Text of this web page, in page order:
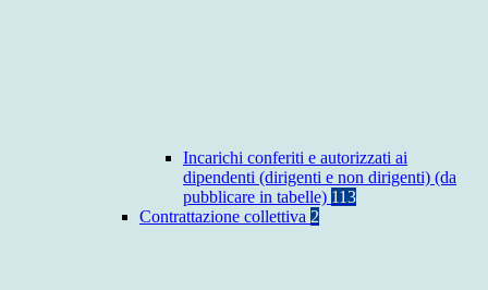
Incarichi conferiti e autorizzati ai
dipendenti (dirigenti e non dirigenti) (da
pubblicare in tabelle) 113
Contrattazione collettiva 2